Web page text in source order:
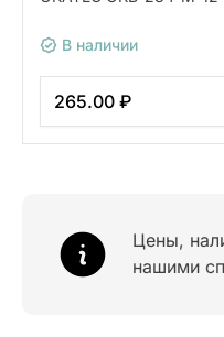
В наличии
265.00 ₽
Цены,
нашими